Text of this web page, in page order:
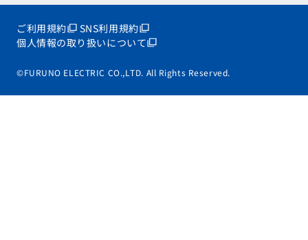
ご利用規約
SNS利用規約
個人情報の取り扱いについて
©FURUNO ELECTRIC CO.,LTD. All Rights Reserved.